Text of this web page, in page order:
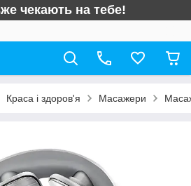
чекають на тебе!
Краса і здоров'я Масажери